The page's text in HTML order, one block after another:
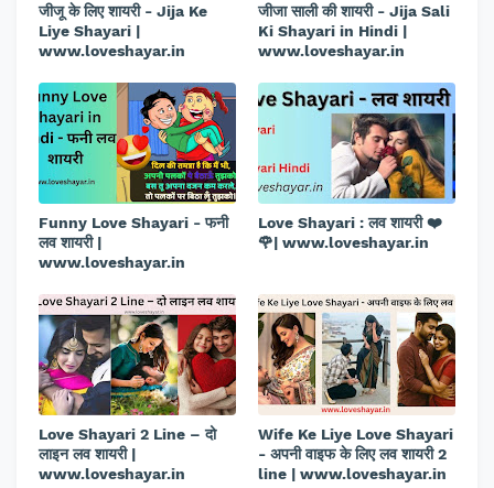
जीजू के लिए शायरी - Jija Ke
Liye Shayari |
www.loveshayar.in
जीजा साली की शायरी - Jija Sali
Ki Shayari in Hindi |
www.loveshayar.in
Funny Love Shayari - फनी
लव शायरी |
www.loveshayar.in
Love Shayari : लव शायरी ❤️
🌹| www.loveshayar.in
Love Shayari 2 Line – दो
लाइन लव शायरी |
www.loveshayar.in
Wife Ke Liye Love Shayari
- अपनी वाइफ के लिए लव शायरी 2
line | www.loveshayar.in